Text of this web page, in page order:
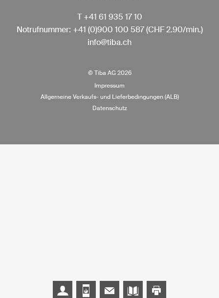
T+41 61 935 17 10
Notrufnummer: +41 (0)900 100 587(CHF 2.90/min.)
info@tiba.ch
© Tiba AG 2026
Impressum
Allgemeine Verkaufs- und Lieferbedingungen (ALB)
Datenschutz
Beratung mit Tiba-Verkaufsberater
Besuchen Sie unsere
Newsletter abonnieren
Kataloge bestellen